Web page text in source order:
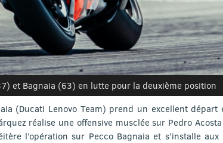
et Bagnaia (63) en lutte pour la deuxième position
(Ducati Lenovo Team) prend un excellent départ
réalise une offensive musclée sur Pedro
l’opération sur Pecco Bagnaia et s’installe